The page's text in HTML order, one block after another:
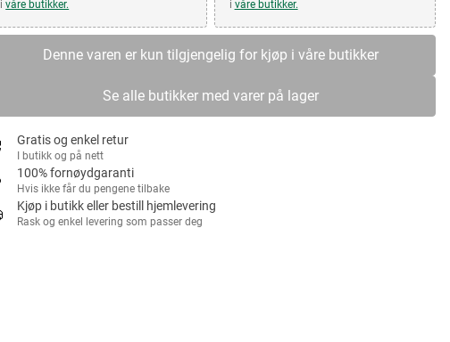
ivåre butikker.
i våre butikker.
Denne varen er kun tilgjengelig for kjøp i våre butikker
Se alle butikker med varer på lager
Gratis og enkel retur
I butikk og på nett
100% fornøydgaranti
Hvis ikke får du pengene tilbake
Kjøp i butikk eller bestill hjemlevering
Rask og enkel levering som passer deg